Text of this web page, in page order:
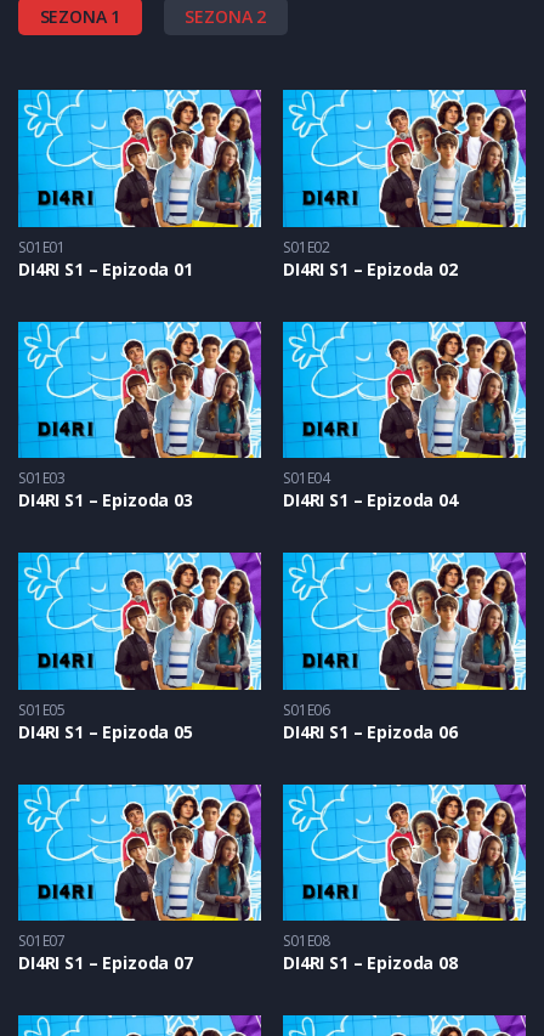
SEZONA 1 SEZONA 2
S01E01
DI4RI S1 – Epizoda 01
S01E02
DI4RI S1 – Epizoda 02
S01E03
DI4RI S1 – Epizoda 03
S01E04
DI4RI S1 – Epizoda 04
S01E05
DI4RI S1 – Epizoda 05
S01E06
DI4RI S1 – Epizoda 06
S01E07
DI4RI S1 – Epizoda 07
S01E08
DI4RI S1 – Epizoda 08